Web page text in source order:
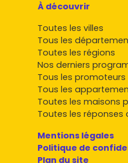
À découvrir
Toutes les villes
Tous les
Toutes les régions
Nos derniers
Tous les promoteurs
Tous les
Toutes les maisons
Toutes les réponses
Mentions légales
Politique de
Plan du site